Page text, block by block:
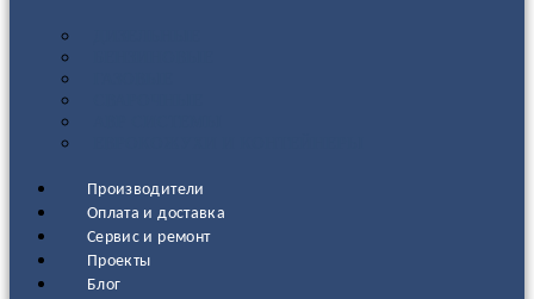
Производители
Оплата и доставка
Сервис и ремонт
Проекты
Блог